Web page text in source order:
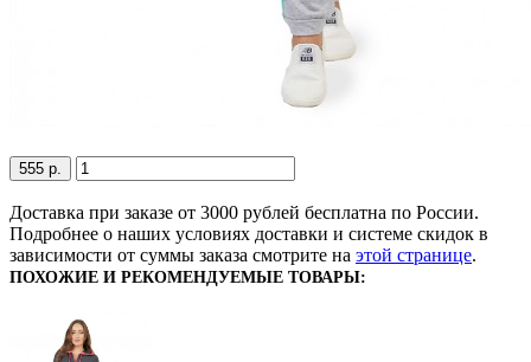
555 р.
Доставка при заказе от 3000 рублей бесплатна по России.
Подробнее о наших условиях доставки и системе скидок в
зависимости от суммы заказа смотрите на этой странице.
ПОХОЖИЕ И РЕКОМЕНДУЕМЫЕ ТОВАРЫ: